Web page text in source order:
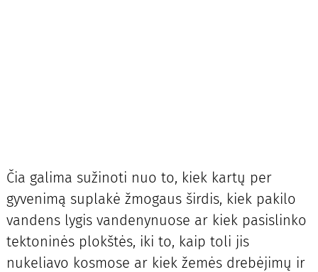
Čia galima sužinoti nuo to, kiek kartų per
gyvenimą suplakė žmogaus širdis, kiek pakilo
vandens lygis vandenynuose ar kiek pasislinko
tektoninės plokštės, iki to, kaip toli jis
nukeliavo kosmose ar kiek žemės drebėjimų ir